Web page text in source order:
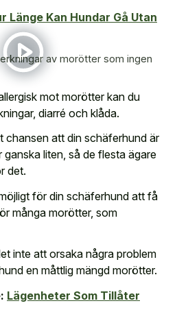
Länge Kan Hundar Gå Utan
av morötter som ingen
mot morötter kan du
diarré och klåda.
chansen att din schäferhund är
liten, så de flesta ägare
det.
för din schäferhund att få
många morötter, som
inte att orsaka några problem
en måttlig mängd morötter.
Lägenheter Som Tillåter